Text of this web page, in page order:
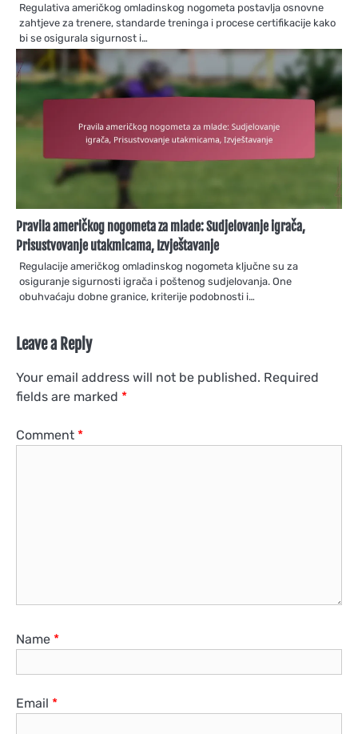
Regulativa američkog omladinskog nogometa postavlja osnovne
zahtjeve za trenere, standarde treninga i procese certifikacije kako
bi se osigurala sigurnost i…
Pravila američkog nogometa za mlade: Sudjelovanje igrača,
Prisustvovanje utakmicama, Izvještavanje
Regulacije američkog omladinskog nogometa ključne su za
osiguranje sigurnosti igrača i poštenog sudjelovanja. One
obuhvaćaju dobne granice, kriterije podobnosti i…
Leave a Reply
Your email address will not be published. Required
fields are marked *
Comment *
Name *
Email *